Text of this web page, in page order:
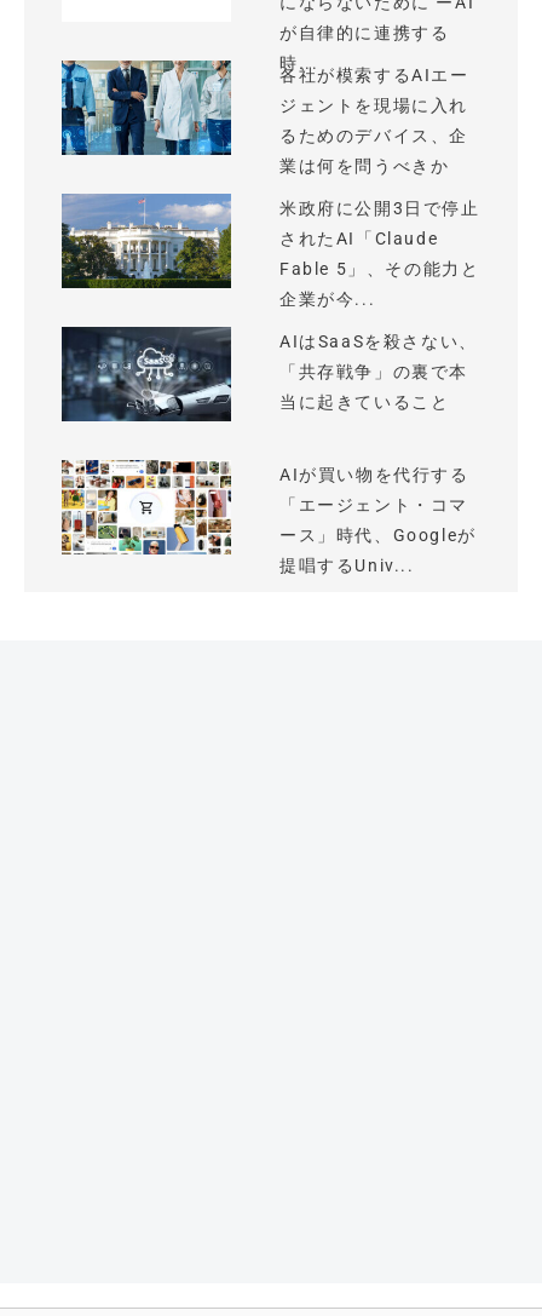
が自律的に連携する
時...
各社が模索するAIエー
ジェントを現場に入れ
るためのデバイス、企
業は何を問うべきか
米政府に公開3日で停止
されたAI「Claude
Fable 5」、その能力と
企業が今...
AIはSaaSを殺さない、
「共存戦争」の裏で本
当に起きていること
AIが買い物を代行する
「エージェント・コマ
ース」時代、Googleが
提唱するUniv...